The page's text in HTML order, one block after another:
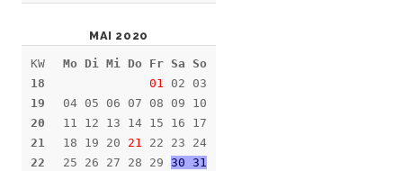
MAI 2020
KW
18
19
20
21
22
Mo Di Mi Do Fr Sa So
01 02 03
04 05 06 07 08 09 10
11 12 13 14 15 16 17
18 19 20 21 22 23 24
25 26 27 28 29 30 31